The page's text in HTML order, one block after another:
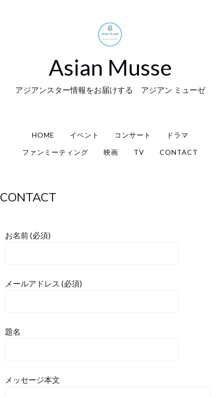
Asian Musse
アジアンスター情報をお届けする アジアン ミューゼ
HOME イベント コンサート ドラマ
ファンミーティング 映画 TV CONTACT
CONTACT
お名前 (必須)
メールアドレス (必須)
題名
メッセージ本文